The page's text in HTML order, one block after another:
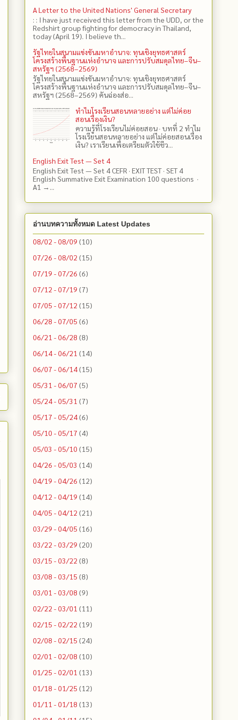
A Letter to the United Nations' General Secretary
: : I have just received this letter from the UDD, or the
Redshirt group fighting for democracy in Thailand,
today (April 19). I believe th...
รัฐไทยในสนามแข่งขันมหาอำนาจ: ทุนเชิงยุทธศาสตร์
โครงสร้างพื้นฐานแห่งอำนาจ และการปรับสมดุลไทย–จีน–
สหรัฐฯ (2568–2569)
รัฐไทยในสนามแข่งขันมหาอำนาจ: ทุนเชิงยุทธศาสตร์
โครงสร้างพื้นฐานแห่งอำนาจ และการปรับสมดุลไทย–จีน–
สหรัฐฯ (2568–2569) คันฉ่องส่อ...
ทำไมโรงเรียนสอนหลายอย่าง แต่ไม่ค่อย
สอนเรื่องเงิน?
ความรู้ที่โรงเรียนไม่ค่อยสอน · บทที่ 2 ทำไม
โรงเรียนสอนหลายอย่าง แต่ไม่ค่อยสอนเรื่อง
เงิน? เราเรียนเพื่อเตรียมตัวใช้ชีว...
English Exit Test — Set 4
English Exit Test — Set 4 CEFR · EXIT TEST · SET 4
English Summative Exit Examination 100 questions ·
A1 →...
อ่านบทความทั้งหมด Latest Updates
08/02 - 08/09 (10)
07/26 - 08/02 (15)
07/19 - 07/26 (6)
07/12 - 07/19 (7)
07/05 - 07/12 (15)
06/28 - 07/05 (6)
06/21 - 06/28 (8)
06/14 - 06/21 (14)
06/07 - 06/14(15)
05/31 - 06/07 (5)
05/24 - 05/31 (7)
05/17 - 05/24(6)
05/10 - 05/17 (4)
05/03 - 05/10 (15)
04/26 - 05/03 (14)
04/19 - 04/26 (12)
04/12 - 04/19 (14)
04/05 - 04/12 (21)
03/29 - 04/05 (16)
03/22 - 03/29 (20)
03/15 - 03/22 (8)
03/08 - 03/15 (8)
03/01 - 03/08 (9)
02/22 - 03/01 (11)
02/15 - 02/22 (19)
02/08 - 02/15 (24)
02/01 - 02/08 (10)
01/25 - 02/01 (13)
01/18 - 01/25 (12)
01/11 - 01/18 (13)